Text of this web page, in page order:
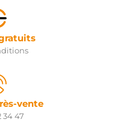
vente
34 47